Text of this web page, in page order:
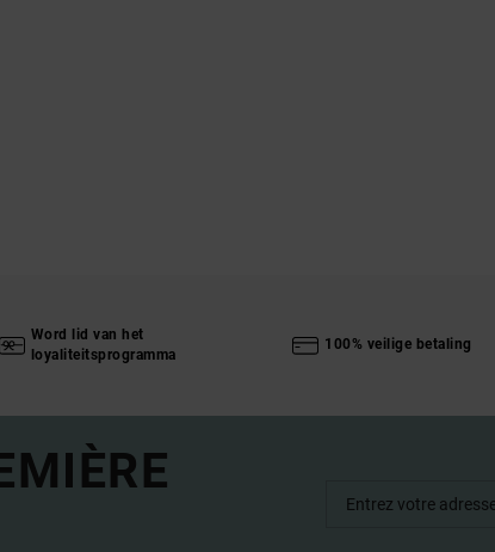
Word lid van het
loyaliteitsprogramma
100% veilige betaling